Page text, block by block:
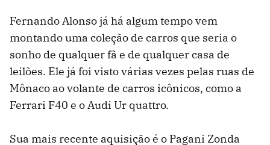
Fernando Alonso já há algum tempo vem
montando uma coleção de carros que seria o
sonho de qualquer fã e de qualquer casa de
leilões. Ele já foi visto várias vezes pelas ruas de
Mônaco ao volante de carros icônicos, como a
Ferrari F40 e o Audi Ur quattro.
Sua mais recente aquisição é o Pagani Zonda